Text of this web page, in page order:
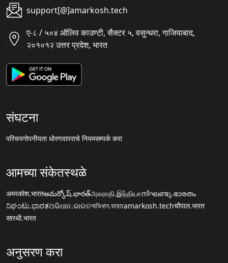
support[@]amarkosh.tech
ए-८ / ५०४ ऑलिव काउण्टी, सैक्टर ५, वसुन्धरा, गाजियाबाद,
२०१०१२ उत्तर प्रदेश, भारत
संघटना
परिचयगोपनीयता धोरणवापराचे नियमसम्पर्क करा
आमच्या संकेतस्थळे
अमरकोश.भारतఅమర్కోష్.భారత్அகராதி.இந்தியாനിഘണ്ടു.ഭാരതം
ನಿಘಂಟು.ಭಾರತଅଭିଧାନ.ଭାରତঅভিধান.ভারতamarkosh.techचौपाल.भारत
सारथी.भारत
अनुसरण करा